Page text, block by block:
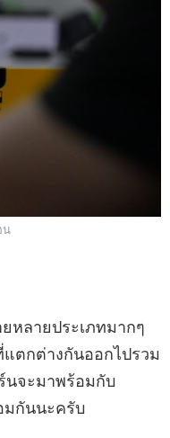
น
หลายประเภทมากๆ
ตกต่างกันออกไปรวม
นจะมาพร้อมกับ
มกันนะครับ